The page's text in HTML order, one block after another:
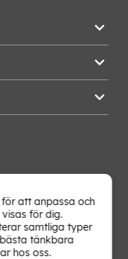
och
Signa upp på
att anpassa och
för dig.
samtliga typer
tänkbara
hos oss.